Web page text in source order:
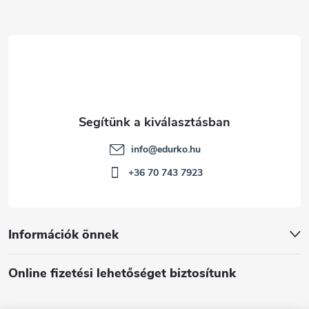
Információk önnek
Online fizetési lehetőséget biztosítunk
info@edurko.hu
+36 70 743 7923